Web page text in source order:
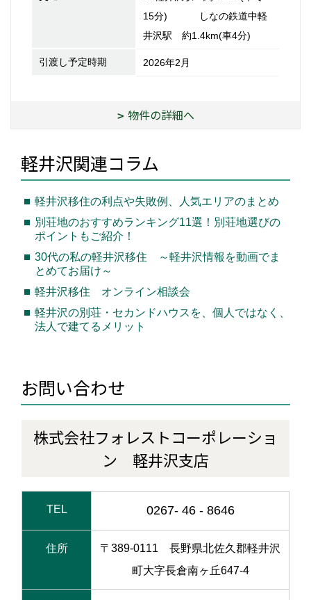
井沢駅 約1.4km(車4分)
2026年2月
軽井沢移住の利点や失敗例、人気エリアのまとめ
別荘地のおすすめランキング11選！別荘地選びの
30代の私の軽井沢移住 ～軽井沢情報を動画でま
軽井沢移住 オンライン相談会
軽井沢の別荘・セカンドハウスを、個人ではなく、
ン 軽井沢支店
0267- 46 - 8646
町大字長倉南ヶ丘647-4